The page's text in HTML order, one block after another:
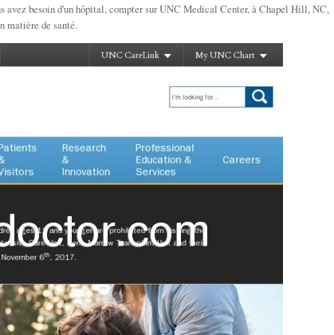
avez besoin d'un hôpital, compter sur UNC Medical Center, à Chapel Hill, NC,
matière de santé.